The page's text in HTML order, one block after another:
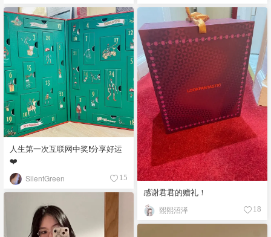
人生第一次互联网中奖❗️分享好运
❤️
SilentGreen 15
感谢君君的赠礼！
熙熙沼泽 18